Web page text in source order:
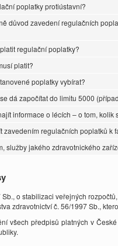
poplatky protiústavní?
důvod zavedení regulačních
regulační poplatky?
platit?
poplatky vybírat?
dá započítat do limitu 5000
informace o lécích – o tom,
zavedením regulačních poplatků k
služby jakého zdravotnického
o stabilizaci veřejných
zdravotnictví č. 56/1997 Sb.,
všech předpisů platných v